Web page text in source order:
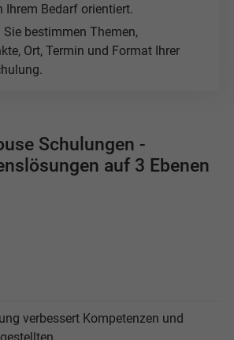
Ihrem Bedarf orientiert.
Sie bestimmen Themen,
Ort, Termin und Format Ihrer
Schulungen -
auf 3 Ebenen
verbessert Kompetenzen und